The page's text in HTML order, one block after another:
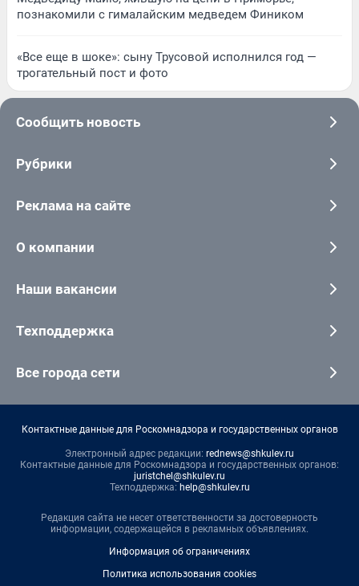
познакомили с гималайским медведем Фиником
«Все еще в шоке»: сыну Трусовой исполнился год —
трогательный пост и фото
Сообщить новость
Рубрики
Реклама на сайте
О компании
Наши вакансии
Техподдержка
Все города сети
Контактные данные для Роскомнадзора и государственных органов
Электронный адрес редакции: rednews@shkulev.ru
Контактные данные для Роскомнадзора и государственных органов:
juristchel@shkulev.ru
Техподдержка: help@shkulev.ru
Редакция сайта не несет ответственности за достоверность
информации, содержащейся в рекламных объявлениях.
Информация об ограничениях
Политика использования cookies